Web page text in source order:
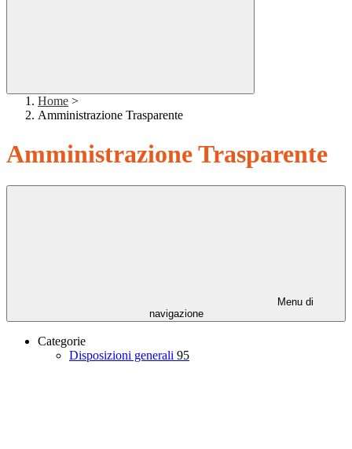
Home >
Amministrazione Trasparente
Amministrazione Trasparente
Menu di
navigazione
Categorie
Disposizioni generali 95